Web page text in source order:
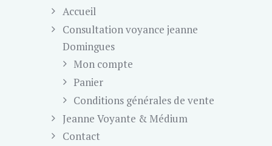
Accueil
Consultation voyance jeanne
Domingues
Mon compte
Panier
Conditions générales de vente
Jeanne Voyante & Médium
Contact